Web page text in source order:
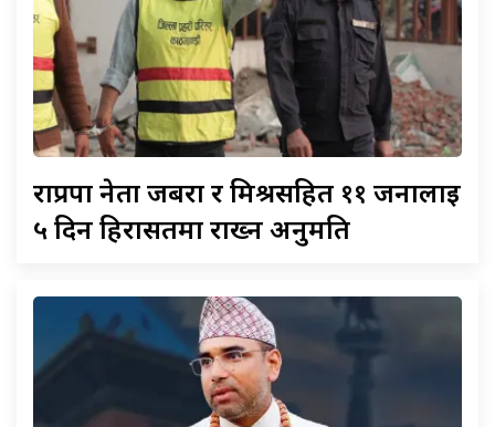
राप्रपानेता जबरा र मिश्रसहित ११ जनालाई
५ दिन हिरासतमा राख्न अनुमति